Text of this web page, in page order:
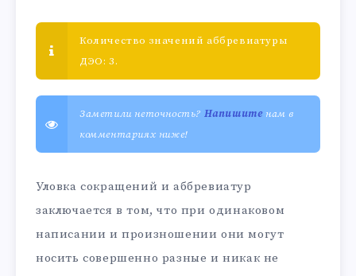
Количество значений аббревиатуры
ДЭО: 3.
Заметили неточность? Напишитенам в
комментариях ниже!
Уловка сокращений и аббревиатур
заключается в том, что при одинаковом
написании и произношении они могут
носить совершенно разные и никак не